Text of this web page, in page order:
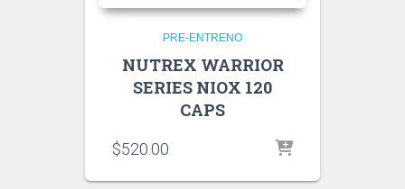
PRE-ENTRENO
NUTREX WARRIOR
SERIES NIOX 120
CAPS
$520.00